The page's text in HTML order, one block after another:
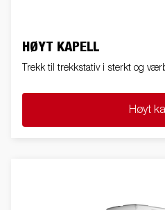
HØYT KAPELL
Trekk til trekkstativ i sterkt og
Høyt